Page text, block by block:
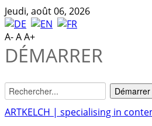
Jeudi, août 06, 2026
A-AA+
DÉMARRER
ARTKELCH | specialising in